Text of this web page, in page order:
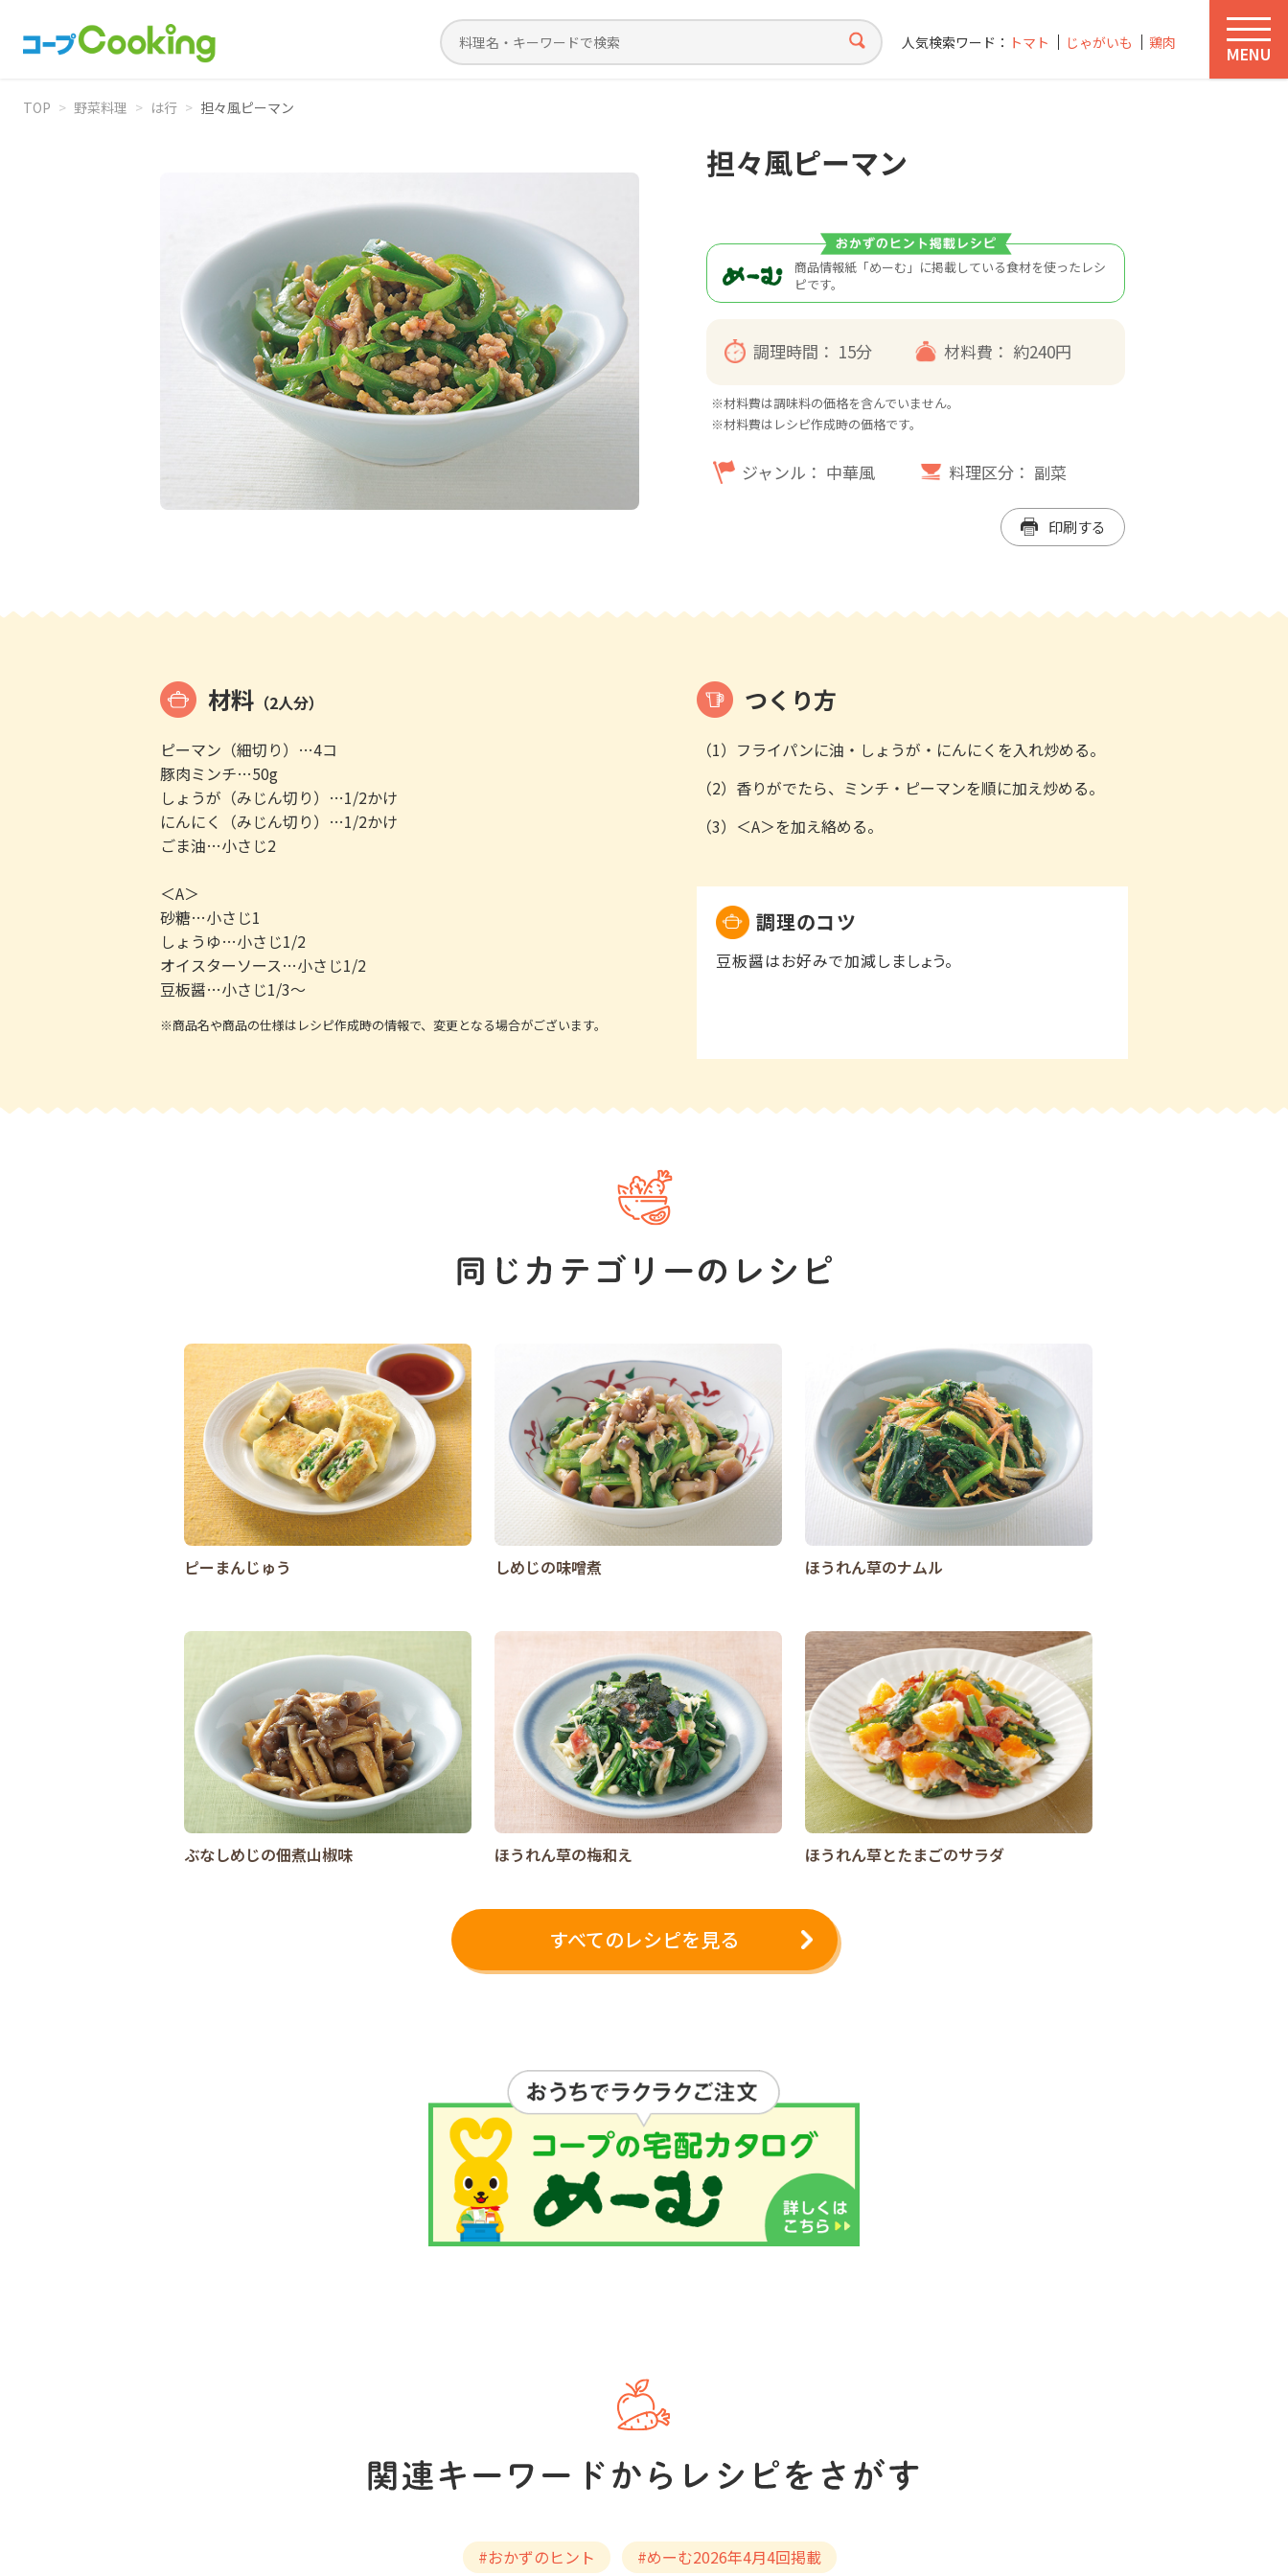
MENU
人気検索ワード： トマト じゃがいも 鶏肉
TOP > 野菜料理 > は行 > 担々風ピーマン
担々風ピーマン
商品情報紙「めーむ」に掲載している食材を使ったレシ
ピです。
調理時間： 15分 材料費： 約240円
※材料費は調味料の価格を含んでいません。
※材料費はレシピ作成時の価格です。
ジャンル： 中華風 料理区分： 副菜
印刷する
材料 （2人分）
ピーマン（細切り）…4コ
豚肉ミンチ…50g
しょうが（みじん切り）…1/2かけ
にんにく（みじん切り）…1/2かけ
ごま油…小さじ2
＜A＞
砂糖…小さじ1
しょうゆ…小さじ1/2
オイスターソース…小さじ1/2
豆板醤…小さじ1/3～
※商品名や商品の仕様はレシピ作成時の情報で、変更となる場合がございます。
つくり方
（1）フライパンに油・しょうが・にんにくを入れ炒める。
（2）香りがでたら、ミンチ・ピーマンを順に加え炒める。
（3）＜A＞を加え絡める。
調理のコツ
豆板醤はお好みで加減しましょう。
ピーまんじゅう しめじの味噌煮 ほうれん草のナムル
ぶなしめじの佃煮山椒味 ほうれん草の梅和え ほうれん草とたまごのサラダ
すべてのレシピを見る
#おかずのヒント #めーむ2026年4月4回掲載